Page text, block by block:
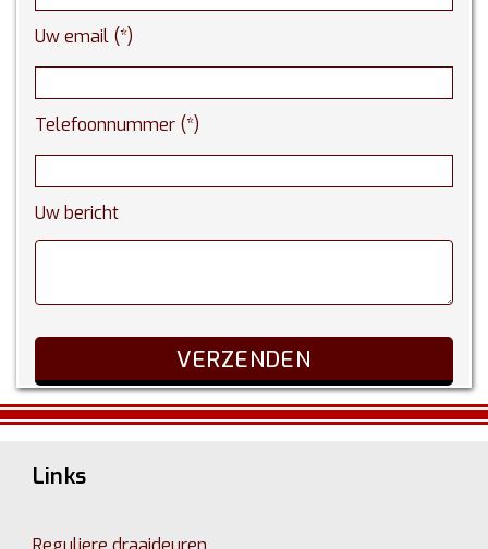
Uw email (*)
Telefoonnummer (*)
Uw bericht
Links